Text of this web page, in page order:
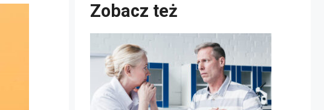
Zobacz też